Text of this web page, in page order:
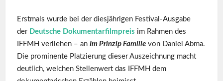
Erstmals wurde bei der diesjährigen Festival-Ausgabe
der Deutsche Dokumentarfilmpreis im Rahmen des
IFFMH verliehen – an Im Prinzip Familievon Daniel Abma.
Die prominente Platzierung dieser Auszeichnung macht
deutlich, welchen Stellenwert das IFFMH dem